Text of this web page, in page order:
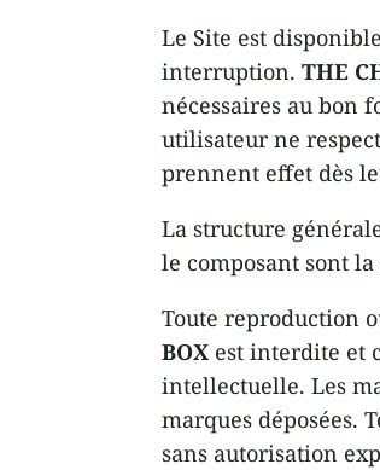
Le Site est
interruption.THE
nécessaires au bon
utilisateur ne
prennent effet dès
La structure
le composant sont
Toute reproduction
BOX est interdite et
intellectuelle. Les
marques déposées.
sans autorisation